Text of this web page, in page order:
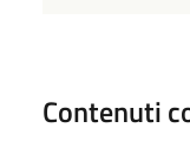
Contenuti